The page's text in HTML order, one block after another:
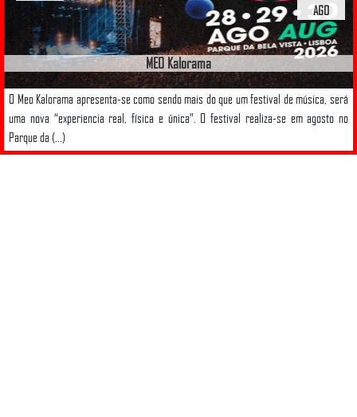
MEO Kalorama
O Meo Kalorama apresenta-se como sendo mais do que um festival de música, será
uma nova “experiencia real, física e única”. O festival realiza-se em agosto no
Parque da (...)
AGO